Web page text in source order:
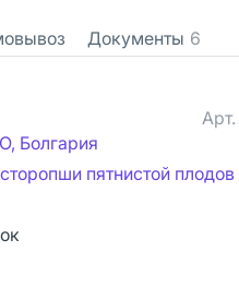
Документы 6
Арт.
Болгария
пятнистой плодов